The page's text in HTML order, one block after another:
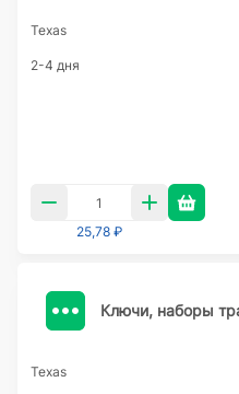
Texas
2-4 дня
25,78 ₽
Ключи, наборы
Texas